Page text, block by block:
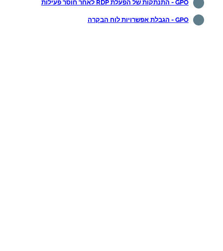
GPO - התנתקות של הפעלת RDP לאחר חוסר פעילות
GPO - הגבלת אפשרויות לוח הבקרה